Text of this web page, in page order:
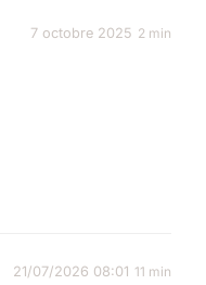
7 octobre 2025 2 min
21/07/2026 08:01 11 min